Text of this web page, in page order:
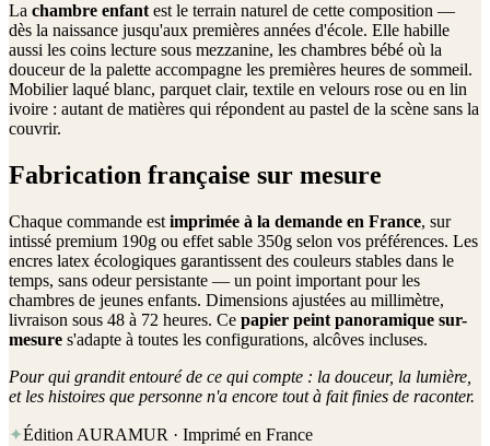
La chambre enfant est le terrain naturel de cette composition —
dès la naissance jusqu'aux premières années d'école. Elle habille
aussi les coins lecture sous mezzanine, les chambres bébé où la
douceur de la palette accompagne les premières heures de sommeil.
Mobilier laqué blanc, parquet clair, textile en velours rose ou en lin
ivoire : autant de matières qui répondent au pastel de la scène sans la
couvrir.
Fabrication française sur mesure
Chaque commande est imprimée à la demande en France, sur
intissé premium 190g ou effet sable 350g selon vos préférences. Les
encres latex écologiques garantissent des couleurs stables dans le
temps, sans odeur persistante — un point important pour les
chambres de jeunes enfants. Dimensions ajustées au millimètre,
livraison sous 48 à 72 heures. Ce papier peint panoramique sur-
mesure s'adapte à toutes les configurations, alcôves incluses.
Pour qui grandit entouré de ce qui compte : la douceur, la lumière,
et les histoires que personne n'a encore tout à fait finies de raconter.
✦Édition AURAMUR · Imprimé en France